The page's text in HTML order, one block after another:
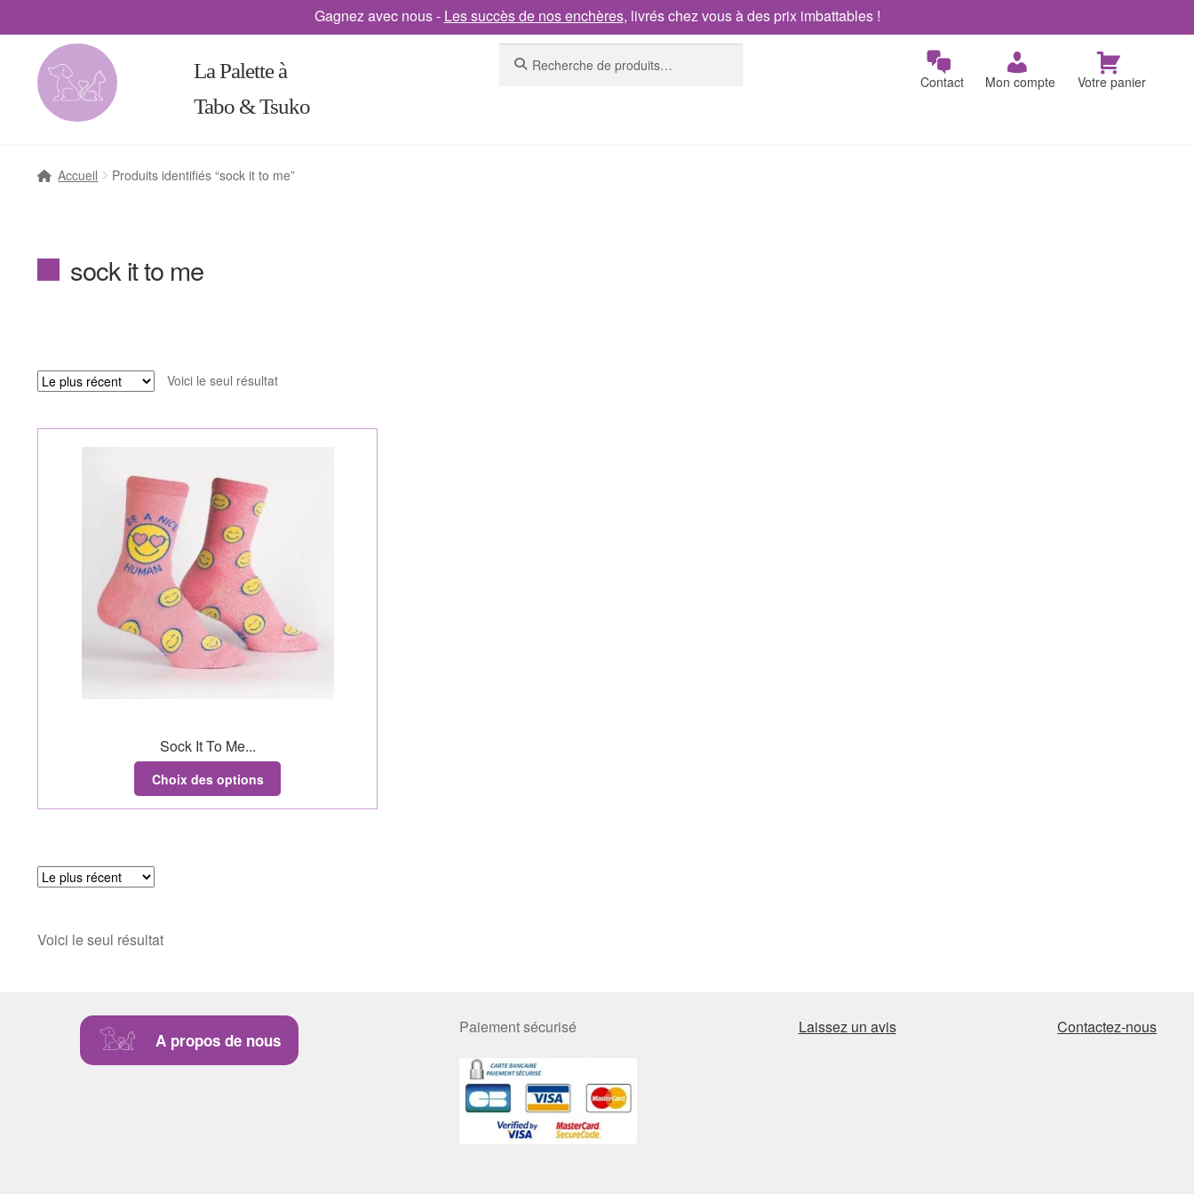
Gagnez avec nous - Les succès de nos enchères, livrés chez vous à des prix imbattables !
La Palette à
Tabo & Tsuko
Contact
Mon compte Votre panier
Accueil Produits identifiés “sock it to me”
sock it to me
Voici le seul résultat
Sock It To Me...
Choix des options
Voici le seul résultat
A propos de nous
Paiement sécurisé Laissez un avis Contactez-nous